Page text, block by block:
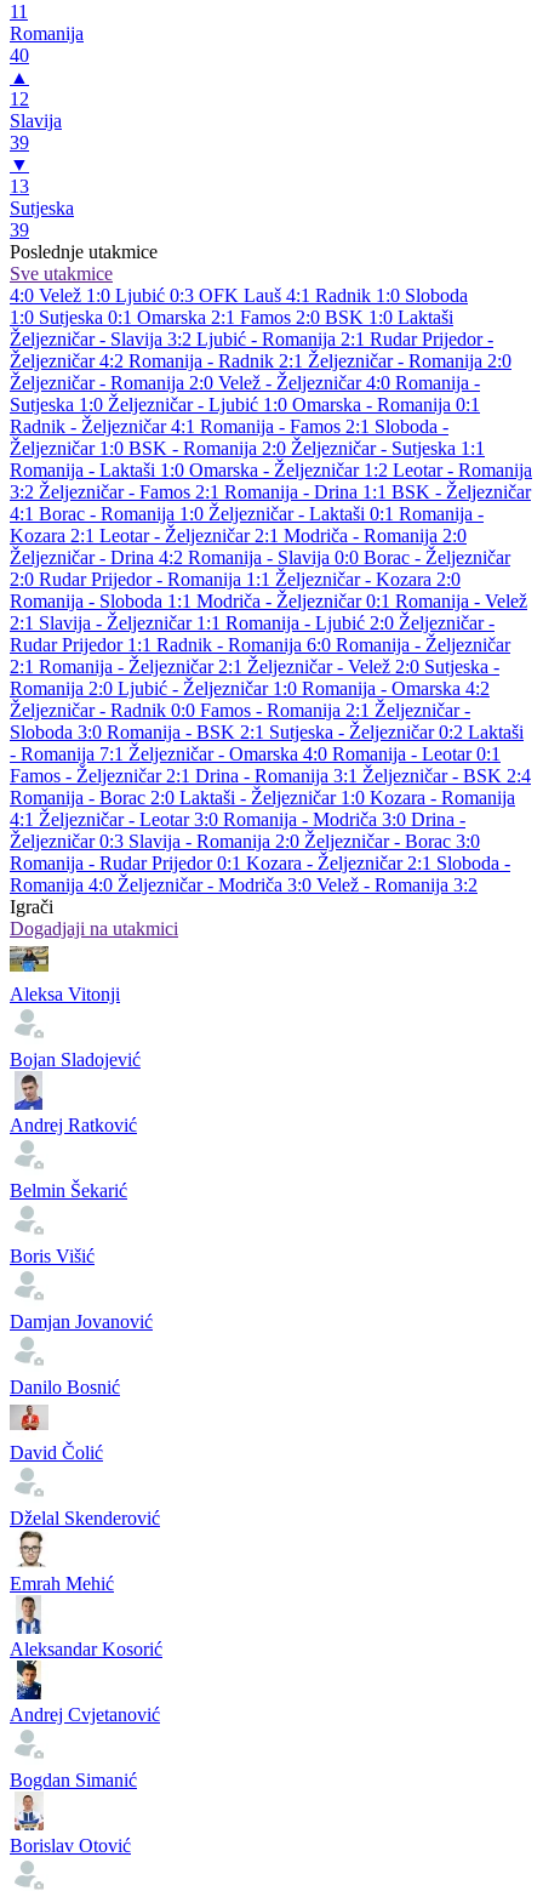
11
Romanija
40
▲
12
Slavija
39
▼
13
Sutjeska
39
Poslednje utakmice
Sve utakmice
4:0 Velež 1:0 Ljubić 0:3 OFK Lauš 4:1 Radnik 1:0 Sloboda
1:0 Sutjeska 0:1 Omarska 2:1 Famos 2:0 BSK 1:0 Laktaši
Željezničar - Slavija 3:2 Ljubić - Romanija 2:1 Rudar Prijedor -
Željezničar 4:2 Romanija - Radnik 2:1 Željezničar - Romanija 2:0
Željezničar - Romanija 2:0 Velež - Željezničar 4:0 Romanija -
Sutjeska 1:0 Željezničar - Ljubić 1:0 Omarska - Romanija 0:1
Radnik - Željezničar 4:1 Romanija - Famos 2:1 Sloboda -
Željezničar 1:0 BSK - Romanija 2:0 Željezničar - Sutjeska 1:1
Romanija - Laktaši 1:0 Omarska - Željezničar 1:2 Leotar - Romanija
3:2 Željezničar - Famos 2:1 Romanija - Drina 1:1 BSK - Željezničar
4:1 Borac - Romanija 1:0 Željezničar - Laktaši 0:1 Romanija -
Kozara 2:1 Leotar - Željezničar 2:1 Modriča - Romanija 2:0
Željezničar - Drina 4:2 Romanija - Slavija 0:0 Borac - Željezničar
2:0 Rudar Prijedor - Romanija 1:1 Željezničar - Kozara 2:0
Romanija - Sloboda 1:1 Modriča - Željezničar 0:1 Romanija - Velež
2:1 Slavija - Željezničar 1:1 Romanija - Ljubić 2:0 Željezničar -
Rudar Prijedor 1:1 Radnik - Romanija 6:0 Romanija - Željezničar
2:1 Romanija - Željezničar 2:1 Željezničar - Velež 2:0 Sutjeska -
Romanija 2:0 Ljubić - Željezničar 1:0 Romanija - Omarska 4:2
Željezničar - Radnik 0:0 Famos - Romanija 2:1 Željezničar -
Sloboda 3:0 Romanija - BSK 2:1 Sutjeska - Željezničar 0:2 Laktaši
- Romanija 7:1 Željezničar - Omarska 4:0 Romanija - Leotar 0:1
Famos - Željezničar 2:1 Drina - Romanija 3:1 Željezničar - BSK 2:4
Romanija - Borac 2:0 Laktaši - Željezničar 1:0 Kozara - Romanija
4:1 Željezničar - Leotar 3:0 Romanija - Modriča 3:0 Drina -
Željezničar 0:3 Slavija - Romanija 2:0 Željezničar - Borac 3:0
Romanija - Rudar Prijedor 0:1 Kozara - Željezničar 2:1 Sloboda -
Romanija 4:0 Željezničar - Modriča 3:0 Velež - Romanija 3:2
Igrači
Dogadjaji na utakmici
Aleksa Vitonji
Bojan Sladojević
Andrej Ratković
Belmin Šekarić
Boris Višić
Damjan Jovanović
Danilo Bosnić
David Čolić
Dželal Skenderović
Emrah Mehić
Aleksandar Kosorić
Andrej Cvjetanović
Bogdan Simanić
Borislav Otović